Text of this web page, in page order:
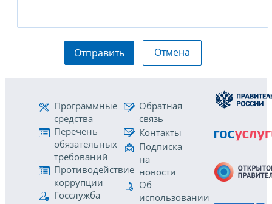
Отправить Отмена
Программные
средства
Перечень
обязательных
требований
Противодействие
коррупции
Госслужба
Обратная
связь
Контакты
Подписка
на
новости
Об
использовании